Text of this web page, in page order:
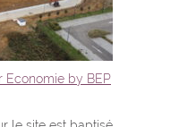
Economie by BEP